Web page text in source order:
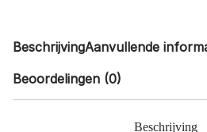
BeschrijvingAanvullende
Beoordelingen (0)
Beschrijving